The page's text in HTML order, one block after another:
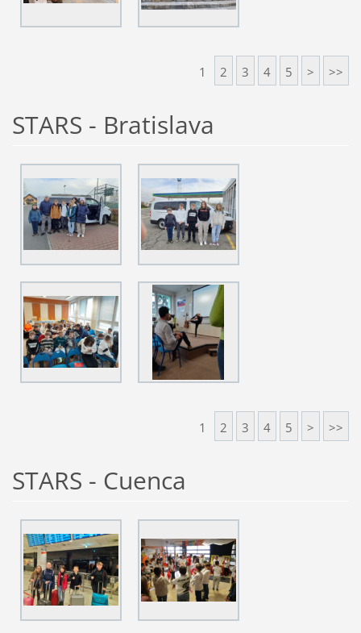
1 2 3 4 5 > >>
STARS - Bratislava
1 2 3 4 5 > >>
STARS - Cuenca